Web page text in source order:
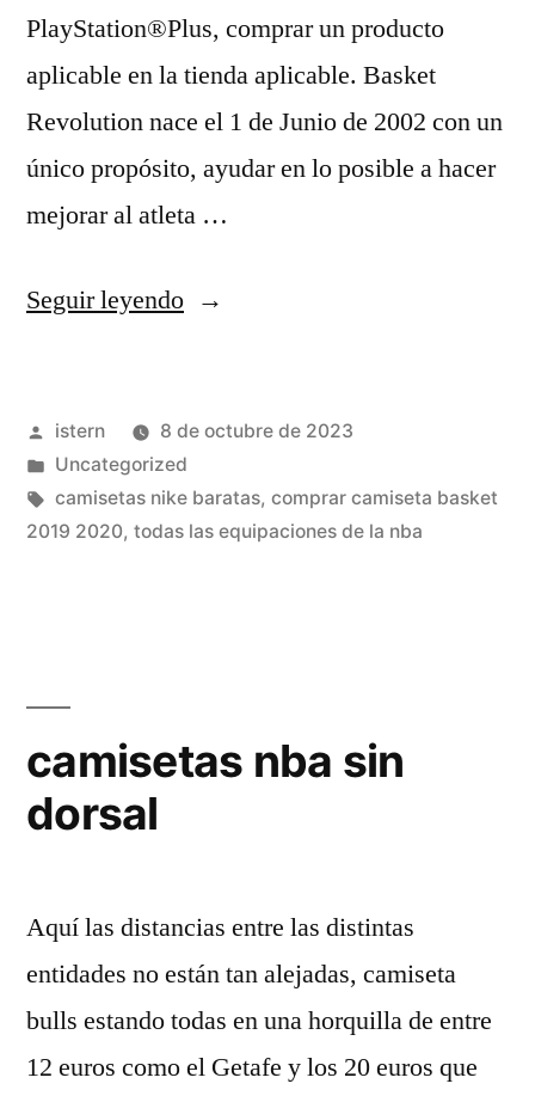
PlayStation®Plus, comprar un producto
aplicable en la tienda aplicable. Basket
Revolution nace el 1 de Junio de 2002 con un
único propósito, ayudar en lo posible a hacer
mejorar al atleta …
Seguir leyendo«camiseta
nba»
Publicado
por
istern
8 de octubre de 2023
Publicado
en
Uncategorized
Etiquetas:
camisetas nike baratas, comprar camiseta basket
2019 2020, todas las equipaciones de la nba
camisetas nba sin
dorsal
Aquí las distancias entre las distintas
entidades no están tan alejadas, camiseta
bulls estando todas en una horquilla de entre
12 euros como el Getafe y los 20 euros que